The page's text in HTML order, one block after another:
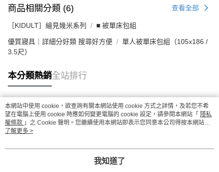
商品相關分類 (6) 查看全部
［KIDULT］繪見幾米系列 ■ 被單床包組
優質寢具｜詳細分好類 搜尋好方便
單人被單床包組（105x186 /
3.5尺）
本分類熱銷全站排行
熱門標籤
本網站中使用 cookie，欲查詢有關本網站使用 cookie 方式之詳情，及若您不希
望在電腦上使用 cookie 時應如何變更電腦的 cookie 設定，請參閱本網站「 隱私
權條款 」之 Cookie 聲明。您繼續使用本網站即表示您同意本公司得按本網站使
用條款之 Cookie 聲明使用 cookie。
了解更多 >
我知道了